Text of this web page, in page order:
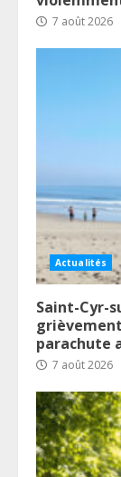
7 août 2026
Actualités
Saint-Cyr-
grièvement
parachute
7 août 2026